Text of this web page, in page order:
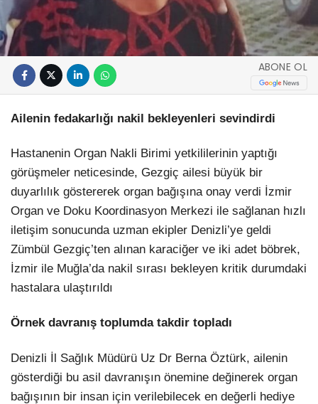
ABONE OL
Ailenin fedakarlığı nakil bekleyenleri sevindirdi
Hastanenin Organ Nakli Birimi yetkililerinin yaptığı
görüşmeler neticesinde, Gezgiç ailesi büyük bir
duyarlılık göstererek organ bağışına onay verdi İzmir
Organ ve Doku Koordinasyon Merkezi ile sağlanan hızlı
iletişim sonucunda uzman ekipler Denizli’ye geldi
Zümbül Gezgiç’ten alınan karaciğer ve iki adet böbrek,
İzmir ile Muğla’da nakil sırası bekleyen kritik durumdaki
hastalara ulaştırıldı
Örnek davranış toplumda takdir topladı
Denizli İl Sağlık Müdürü Uz Dr Berna Öztürk, ailenin
gösterdiği bu asil davranışın önemine değinerek organ
bağışının bir insan için verilebilecek en değerli hediye